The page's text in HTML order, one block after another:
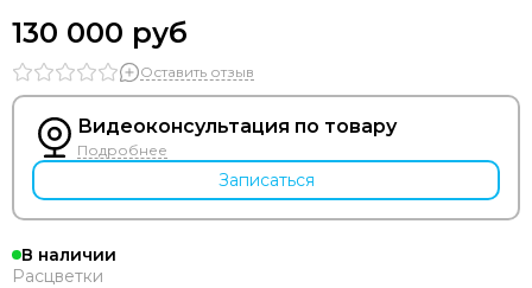
130 000 руб
Оставить отзыв
Видеоконсультация по товару
Подробнее
Записаться
В наличии
Расцветки